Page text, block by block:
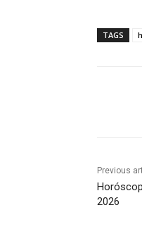
TAGS
Previous
2026